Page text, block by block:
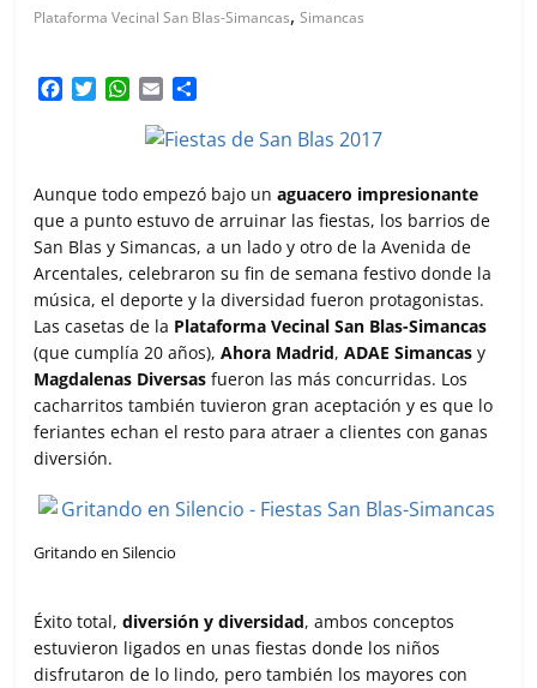
Plataforma Vecinal San Blas-Simancas,Simancas
F
b
o
o
k
T
t
e
r
W
s
A
p
p
E
a
l
m
a
r
t
i
r
Aunque todo empezó bajo unaguacero impresionante
que a punto estuvo de arruinar las fiestas, los barrios de
San Blas y Simancas, a un lado y otro de la Avenida de
Arcentales, celebraron su fin de semana festivo donde la
música, el deporte y la diversidad fueron protagonistas.
Las casetas de la Plataforma Vecinal San Blas-Simancas
(que cumplía 20 años),Ahora Madrid,ADAE Simancas y
Magdalenas Diversas fueron las más concurridas. Los
cacharritos también tuvieron gran aceptación y es que lo
feriantes echan el resto para atraer a clientes con ganas
diversión.
Gritando en Silencio
Éxito total,diversión y diversidad, ambos conceptos
estuvieron ligados en unas fiestas donde los niños
disfrutaron de lo lindo, pero también los mayores con